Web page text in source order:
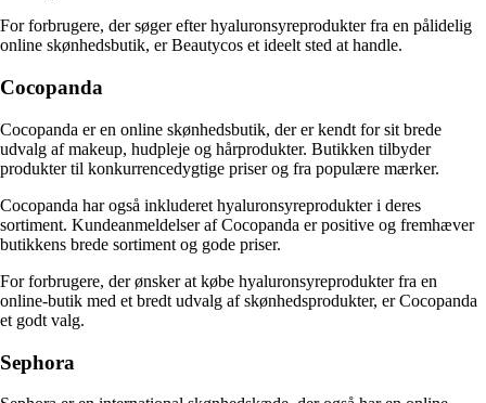
For forbrugere, der søger efter hyaluronsyreprodukter fra en pålidelig
online skønhedsbutik, er Beautycos et ideelt sted at handle.
Cocopanda
Cocopanda er en online skønhedsbutik, der er kendt for sit brede
udvalg af makeup, hudpleje og hårprodukter. Butikken tilbyder
produkter til konkurrencedygtige priser og fra populære mærker.
Cocopanda har også inkluderet hyaluronsyreprodukter i deres
sortiment. Kundeanmeldelser af Cocopanda er positive og fremhæver
butikkens brede sortiment og gode priser.
For forbrugere, der ønsker at købe hyaluronsyreprodukter fra en
online-butik med et bredt udvalg af skønhedsprodukter, er Cocopanda
et godt valg.
Sephora